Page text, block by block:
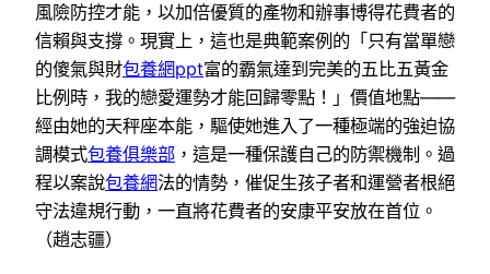
風險防控才能，以加倍優質的產物和辦事博得花費者的
信賴與支撐。現實上，這也是典範案例的「只有當單戀
的傻氣與財包養網ppt富的霸氣達到完美的五比五黃金
比例時，我的戀愛運勢才能回歸零點！」價值地點——
經由她的天秤座本能，驅使她進入了一種極端的強迫協
調模式包養俱樂部 ，這是一種保護自己的防禦機制。過
程以案說包養網法的情勢，催促生孩子者和運營者根絕
守法違規行動，一直將花費者的安康平安放在首位。
（趙志疆）